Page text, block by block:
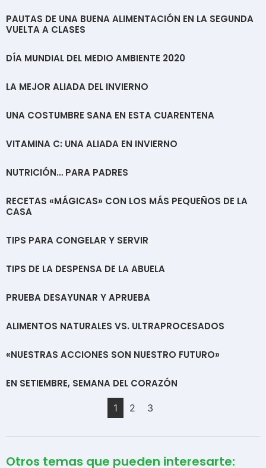
PAUTAS DE UNA BUENA ALIMENTACIÓN EN LA SEGUNDA
VUELTA A CLASES
DÍA MUNDIAL DEL MEDIO AMBIENTE 2020
LA MEJOR ALIADA DEL INVIERNO
UNA COSTUMBRE SANA EN ESTA CUARENTENA
VITAMINA C: UNA ALIADA EN INVIERNO
NUTRICIÓN… PARA PADRES
RECETAS «MÁGICAS» CON LOS MÁS PEQUEÑOS DE LA
CASA
TIPS PARA CONGELAR Y SERVIR
TIPS DE LA DESPENSA DE LA ABUELA
PRUEBA DESAYUNAR Y APRUEBA
ALIMENTOS NATURALES VS. ULTRAPROCESADOS
«NUESTRAS ACCIONES SON NUESTRO FUTURO»
EN SETIEMBRE, SEMANA DEL CORAZÓN
1 2 3
Otros temas que pueden interesarte: